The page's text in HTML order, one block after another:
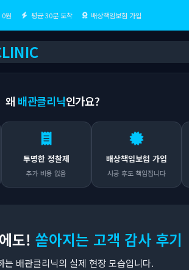
0원 평균 30분 도착 배상책임보험 가입
왜 배관클리닉인가요?
투명한 정찰제
추가 비용 없음
배상책임보험 가입
시공 후도 책임집니다
도! 쏟아지는 고객 감사 후기
는 배관클리닉의 실제 현장 모습입니다.